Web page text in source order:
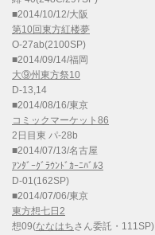
■2014/10/12/大阪
第10回東方紅楼夢
O-27ab(2100SP)
■2014/09/14/福岡
大⑨州東方祭10
D-13,14
■2014/08/16/東京
コミックマーケット86
2日目東 パ-28b
■2014/07/13/名古屋
ｱﾝﾀﾞｰｸﾞﾗｳﾝﾄﾞｶｰﾆﾊﾞﾙ3
D-01(162SP)
■2014/07/06/東京
東方想七日2
想09(ななはちさん委託・111SP)